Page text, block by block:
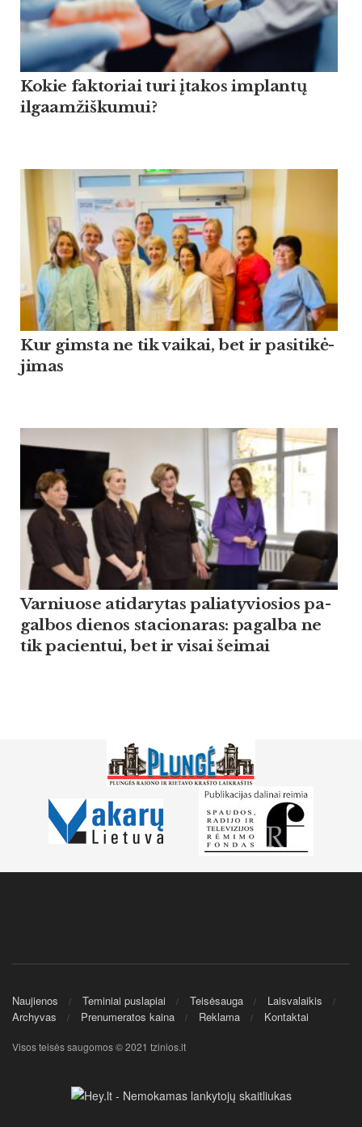
Kokie faktoriai turi įtakos implantų
ilgaamžiškumui?
Kur gims­ta ne tik vai­kai, bet ir pa­si­ti­kė­
ji­mas
Var­niuo­se ati­da­ry­tas pa­lia­ty­vio­sios pa­
gal­bos die­nos sta­cio­na­ras: pa­gal­ba ne
tik pa­cien­tui, bet ir vi­sai šei­mai
Naujienos Teminiai puslapiai Teisėsauga
Laisvalaikis
Archyvas
Prenumeratos kaina Reklama Kontaktai
Visos teisės saugomos © 2021 tzinios.lt